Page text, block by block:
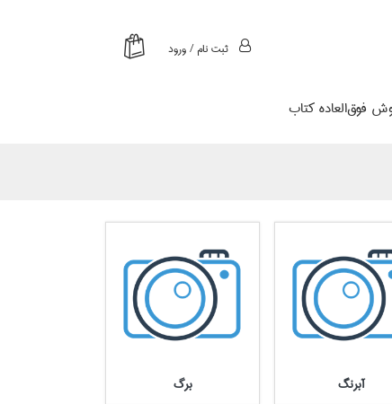
ثبت نام / ورود
فوق‌العاده كتاب
آبرنگ برگ